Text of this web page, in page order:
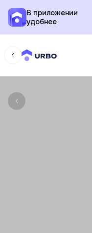
В приложении
удобнее